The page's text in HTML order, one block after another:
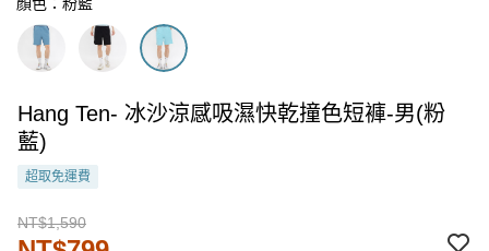
Hang Ten- 冰沙涼感吸濕快乾撞色短褲-男(粉
藍)
超取免運費
NT$1,590